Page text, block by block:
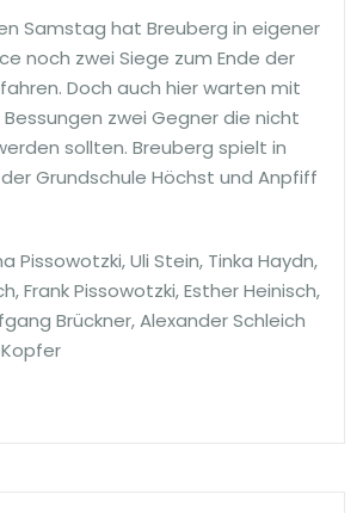
Samstag hat Breuberg in eigener
noch zwei Siege zum Ende der
Doch auch hier warten mit
zwei Gegner die nicht
sollten. Breuberg spielt in
Grundschule Höchst und Anpfiff
Pissowotzki, Uli Stein, Tinka Haydn,
Frank Pissowotzki, Esther Heinisch,
Brückner, Alexander Schleich